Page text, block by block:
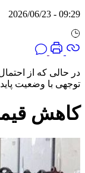
09:29 - 2026/06/23
در حالی که از
توجهی با وضعیت
کاهش